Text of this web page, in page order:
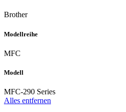
Brother
Modellreihe
MFC
Modell
MFC-290 Series
Alles entfernen